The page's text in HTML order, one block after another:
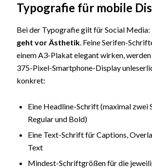
Typografie für mobile
Bei der Typografie gilt für Social Media:
geht vor Ästhetik. Feine Serifen-
einem A3-Plakat elegant wirken, werden
375-Pixel-Smartphone-Display
konkret:
Eine Headline-Schrift (maximal zwei
Regular und Bold)
Eine Text-Schrift für Captions,
Text
Mindest-Schriftgrößen für die